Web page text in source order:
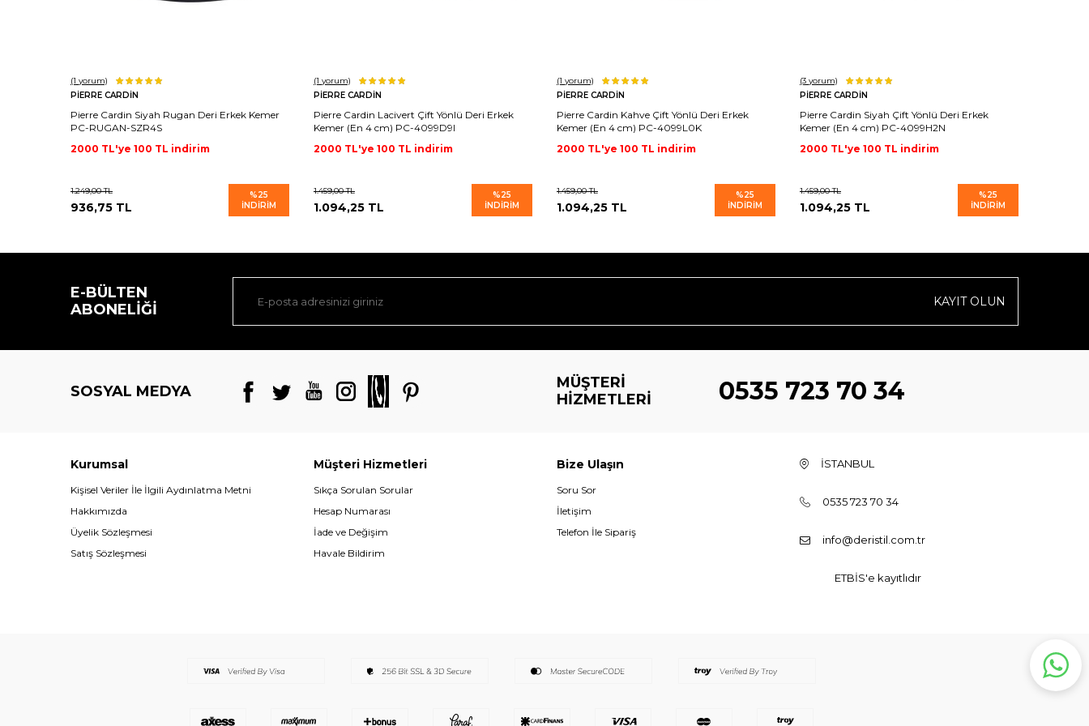
(1 yorum)
PIERRE CARDIN
Pierre Cardin Siyah Rugan Deri Erkek Kemer
PC-RUGAN-SZR4S
2000 TL'ye 100 TL indirim
1.249,00TL
936,75 TL
%25
İNDIRIM
(1 yorum)
PIERRE CARDIN
Pierre Cardin Lacivert Çift Yönlü Deri Erkek
Kemer (En 4 cm) PC-4099D9I
2000 TL'ye 100 TL indirim
1.459,00TL
1.094,25 TL
%25
İNDIRIM
(1 yorum)
PIERRE CARDIN
Pierre Cardin Kahve Çift Yönlü Deri Erkek
Kemer (En 4 cm) PC-4099L0K
2000 TL'ye 100 TL indirim
1.459,00TL
1.094,25 TL
%25
İNDIRIM
(3 yorum)
PIERRE CARDIN
Pierre Cardin Siyah Çift Yönlü Deri Erkek
Kemer (En 4 cm) PC-4099H2N
2000 TL'ye 100 TL indirim
1.459,00TL
1.094,25 TL
%25
İNDIRIM
E-BÜLTEN
ABONELIĞI
KAYIT OLUN
SOSYAL MEDYA
MÜŞTERI
HIZMETLERI
0535 723 70 34
Kurumsal
Kişisel Veriler İle İlgili Aydınlatma Metni
Hakkımızda
Üyelik Sözleşmesi
Satış Sözleşmesi
Müşteri Hizmetleri
Sıkça Sorulan Sorular
Hesap Numarası
İade ve Değişim
Havale Bildirim
Bize Ulaşın
Soru Sor
İletişim
Telefon İle Sipariş
İSTANBUL
0535 723 70 34
info@deristil.com.tr
ETBİS'e kayıtlıdır